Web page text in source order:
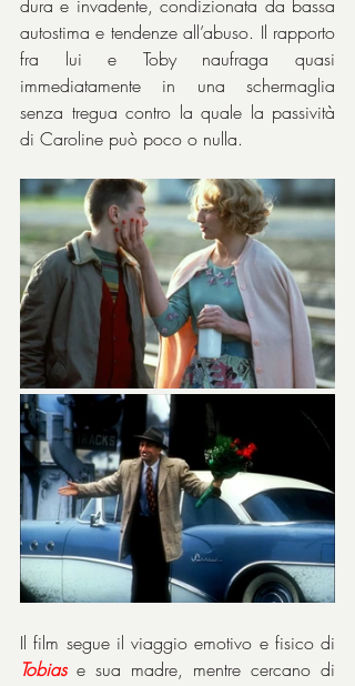
dura e invadente, condizionata da bassa
autostima e tendenze all’abuso. Il rapporto
fra lui e Toby naufraga quasi
immediatamente in una schermaglia
senza tregua contro la quale la passività
di Caroline può poco o nulla.
Tobias e sua madre, mentre cercano di